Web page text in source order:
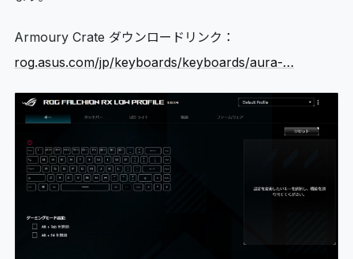
Armoury Crate ダウンロードリンク：
rog.asus.com/jp/keyboards/keyboards/aura-…